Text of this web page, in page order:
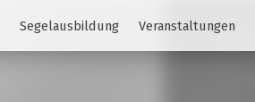
Segelausbildung Veranstaltungen